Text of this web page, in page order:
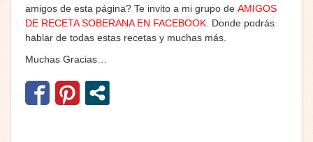
amigos de esta página? Te invito a mi grupo de AMIGOS
DE RECETA SOBERANA EN FACEBOOK . Donde podrás
hablar de todas estas recetas y muchas más.
Muchas Gracias…